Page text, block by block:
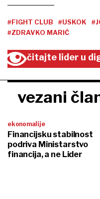
#FIGHT CLUB #USKOK
#ZDRAVKO MARIĆ
čitajte lider u
vezani
ekonomalije
Financijsku stabilnost
podriva Ministarstvo
financija, a ne Lider